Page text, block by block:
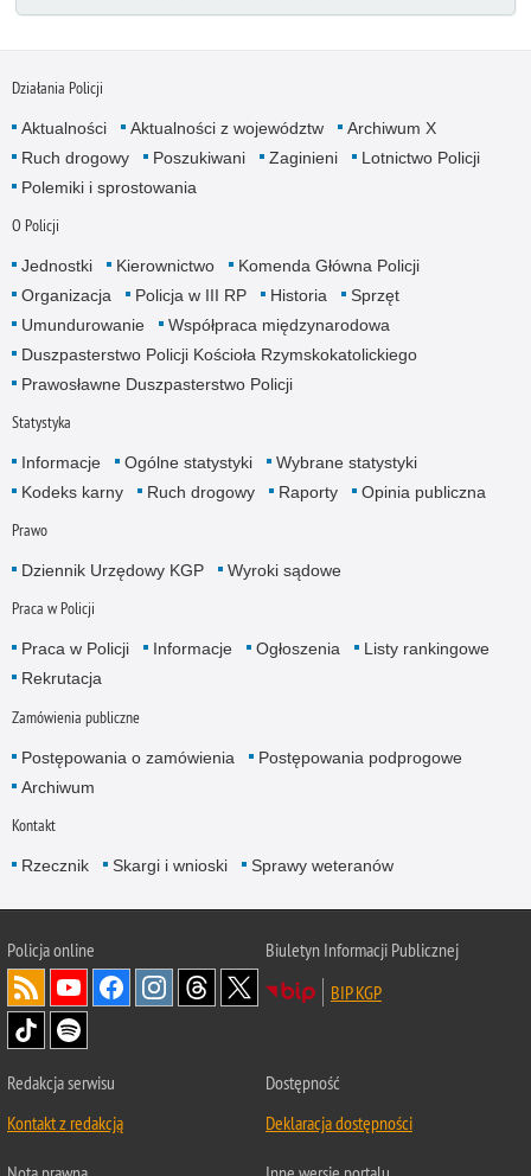
Działania Policji
Aktualności Aktualności z województw
Archiwum X
Ruch drogowy
Poszukiwani Zaginieni
Lotnictwo Policji
Polemiki i sprostowania
O Policji
Jednostki Kierownictwo
Komenda Główna Policji
Organizacja
Policja w III RP Historia
Sprzęt
Umundurowanie
Współpraca międzynarodowa
Duszpasterstwo Policji Kościoła Rzymskokatolickiego
Prawosławne Duszpasterstwo Policji
Statystyka
Informacje Ogólne statystyki
Wybrane statystyki
Kodeks karny
Ruch drogowy Raporty Opinia publiczna
Prawo
Dziennik Urzędowy KGP Wyroki sądowe
Praca w Policji
Praca w Policji Informacje Ogłoszenia
Listy rankingowe
Rekrutacja
Zamówienia publiczne
Postępowania o zamówienia
Postępowania podprogowe
Archiwum
Kontakt
Rzecznik Skargi i wnioski Sprawy weteranów
Policjaonline
Biuletyn Informacji Publicznej
BIP KGP
Redakcja serwisu
Kontakt z redakcją
Dostępność
Deklaracja dostępności